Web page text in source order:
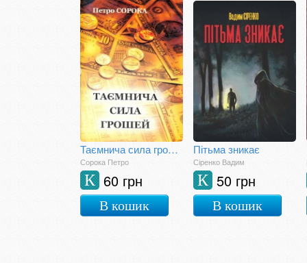
Таємнича сила грошей
Сорока Петро
60 грн
К
В кошик
Пітьма зникає
Сіренко Вадим
50 грн
К
В кошик